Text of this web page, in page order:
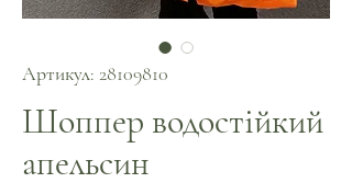
Артикул: 28109810
Шоппер водостійкий
апельсин